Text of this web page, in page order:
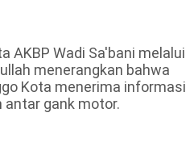
AKBP Wadi Sa'bani melalui
menerangkan bahwa
Kota menerima informasi
antar gank motor.